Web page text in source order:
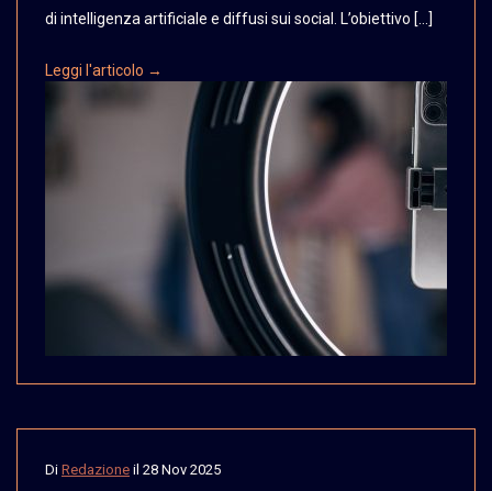
di intelligenza artificiale e diffusi sui social. L’obiettivo […]
Leggi l'articolo →
Di Redazione il 28 Nov 2025